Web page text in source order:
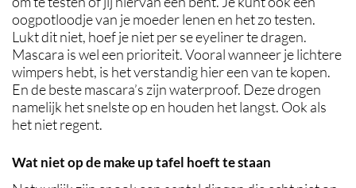
oogpotloodje van je moeder lenen en het zo testen.
Lukt dit niet, hoef je niet per se eyeliner te dragen.
Mascara is wel een prioriteit. Vooral wanneer je lichtere
wimpers hebt, is het verstandig hier een van te kopen.
En de beste mascara’s zijn waterproof. Deze drogen
namelijk het snelste op en houden het langst. Ook als
het niet regent.
Wat niet op de make up tafel hoeft te staan